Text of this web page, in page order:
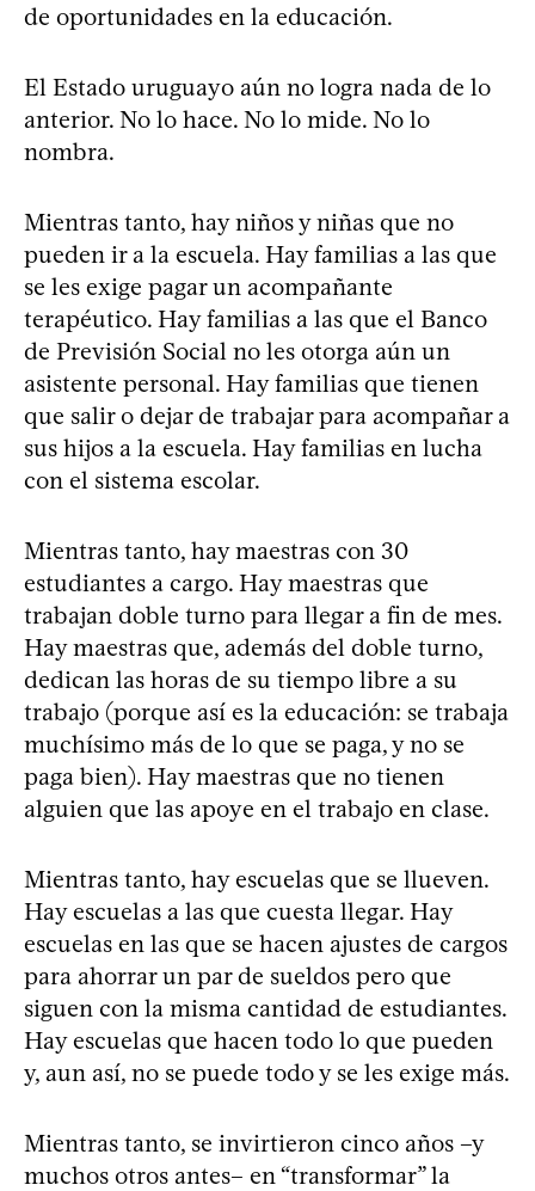
de oportunidades en la educación.
El Estado uruguayo aún no logra nada de lo
anterior. No lo hace. No lo mide. No lo
nombra.
Mientras tanto, hay niños y niñas que no
pueden ir a la escuela. Hay familias a las que
se les exige pagar un acompañante
terapéutico. Hay familias a las que el Banco
de Previsión Social no les otorga aún un
asistente personal. Hay familias que tienen
que salir o dejar de trabajar para acompañar a
sus hijos a la escuela. Hay familias en lucha
con el sistema escolar.
Mientras tanto, hay maestras con 30
estudiantes a cargo. Hay maestras que
trabajan doble turno para llegar a fin de mes.
Hay maestras que, además del doble turno,
dedican las horas de su tiempo libre a su
trabajo (porque así es la educación: se trabaja
muchísimo más de lo que se paga, y no se
paga bien). Hay maestras que no tienen
alguien que las apoye en el trabajo en clase.
Mientras tanto, hay escuelas que se llueven.
Hay escuelas a las que cuesta llegar. Hay
escuelas en las que se hacen ajustes de cargos
para ahorrar un par de sueldos pero que
siguen con la misma cantidad de estudiantes.
Hay escuelas que hacen todo lo que pueden
y, aun así, no se puede todo y se les exige más.
Mientras tanto, se invirtieron cinco años –y
muchos otros antes– en “transformar” la